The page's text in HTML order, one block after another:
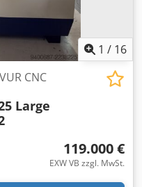
1 / 16
CNC
Large
119.000 €
EXW VB zzgl. MwSt.